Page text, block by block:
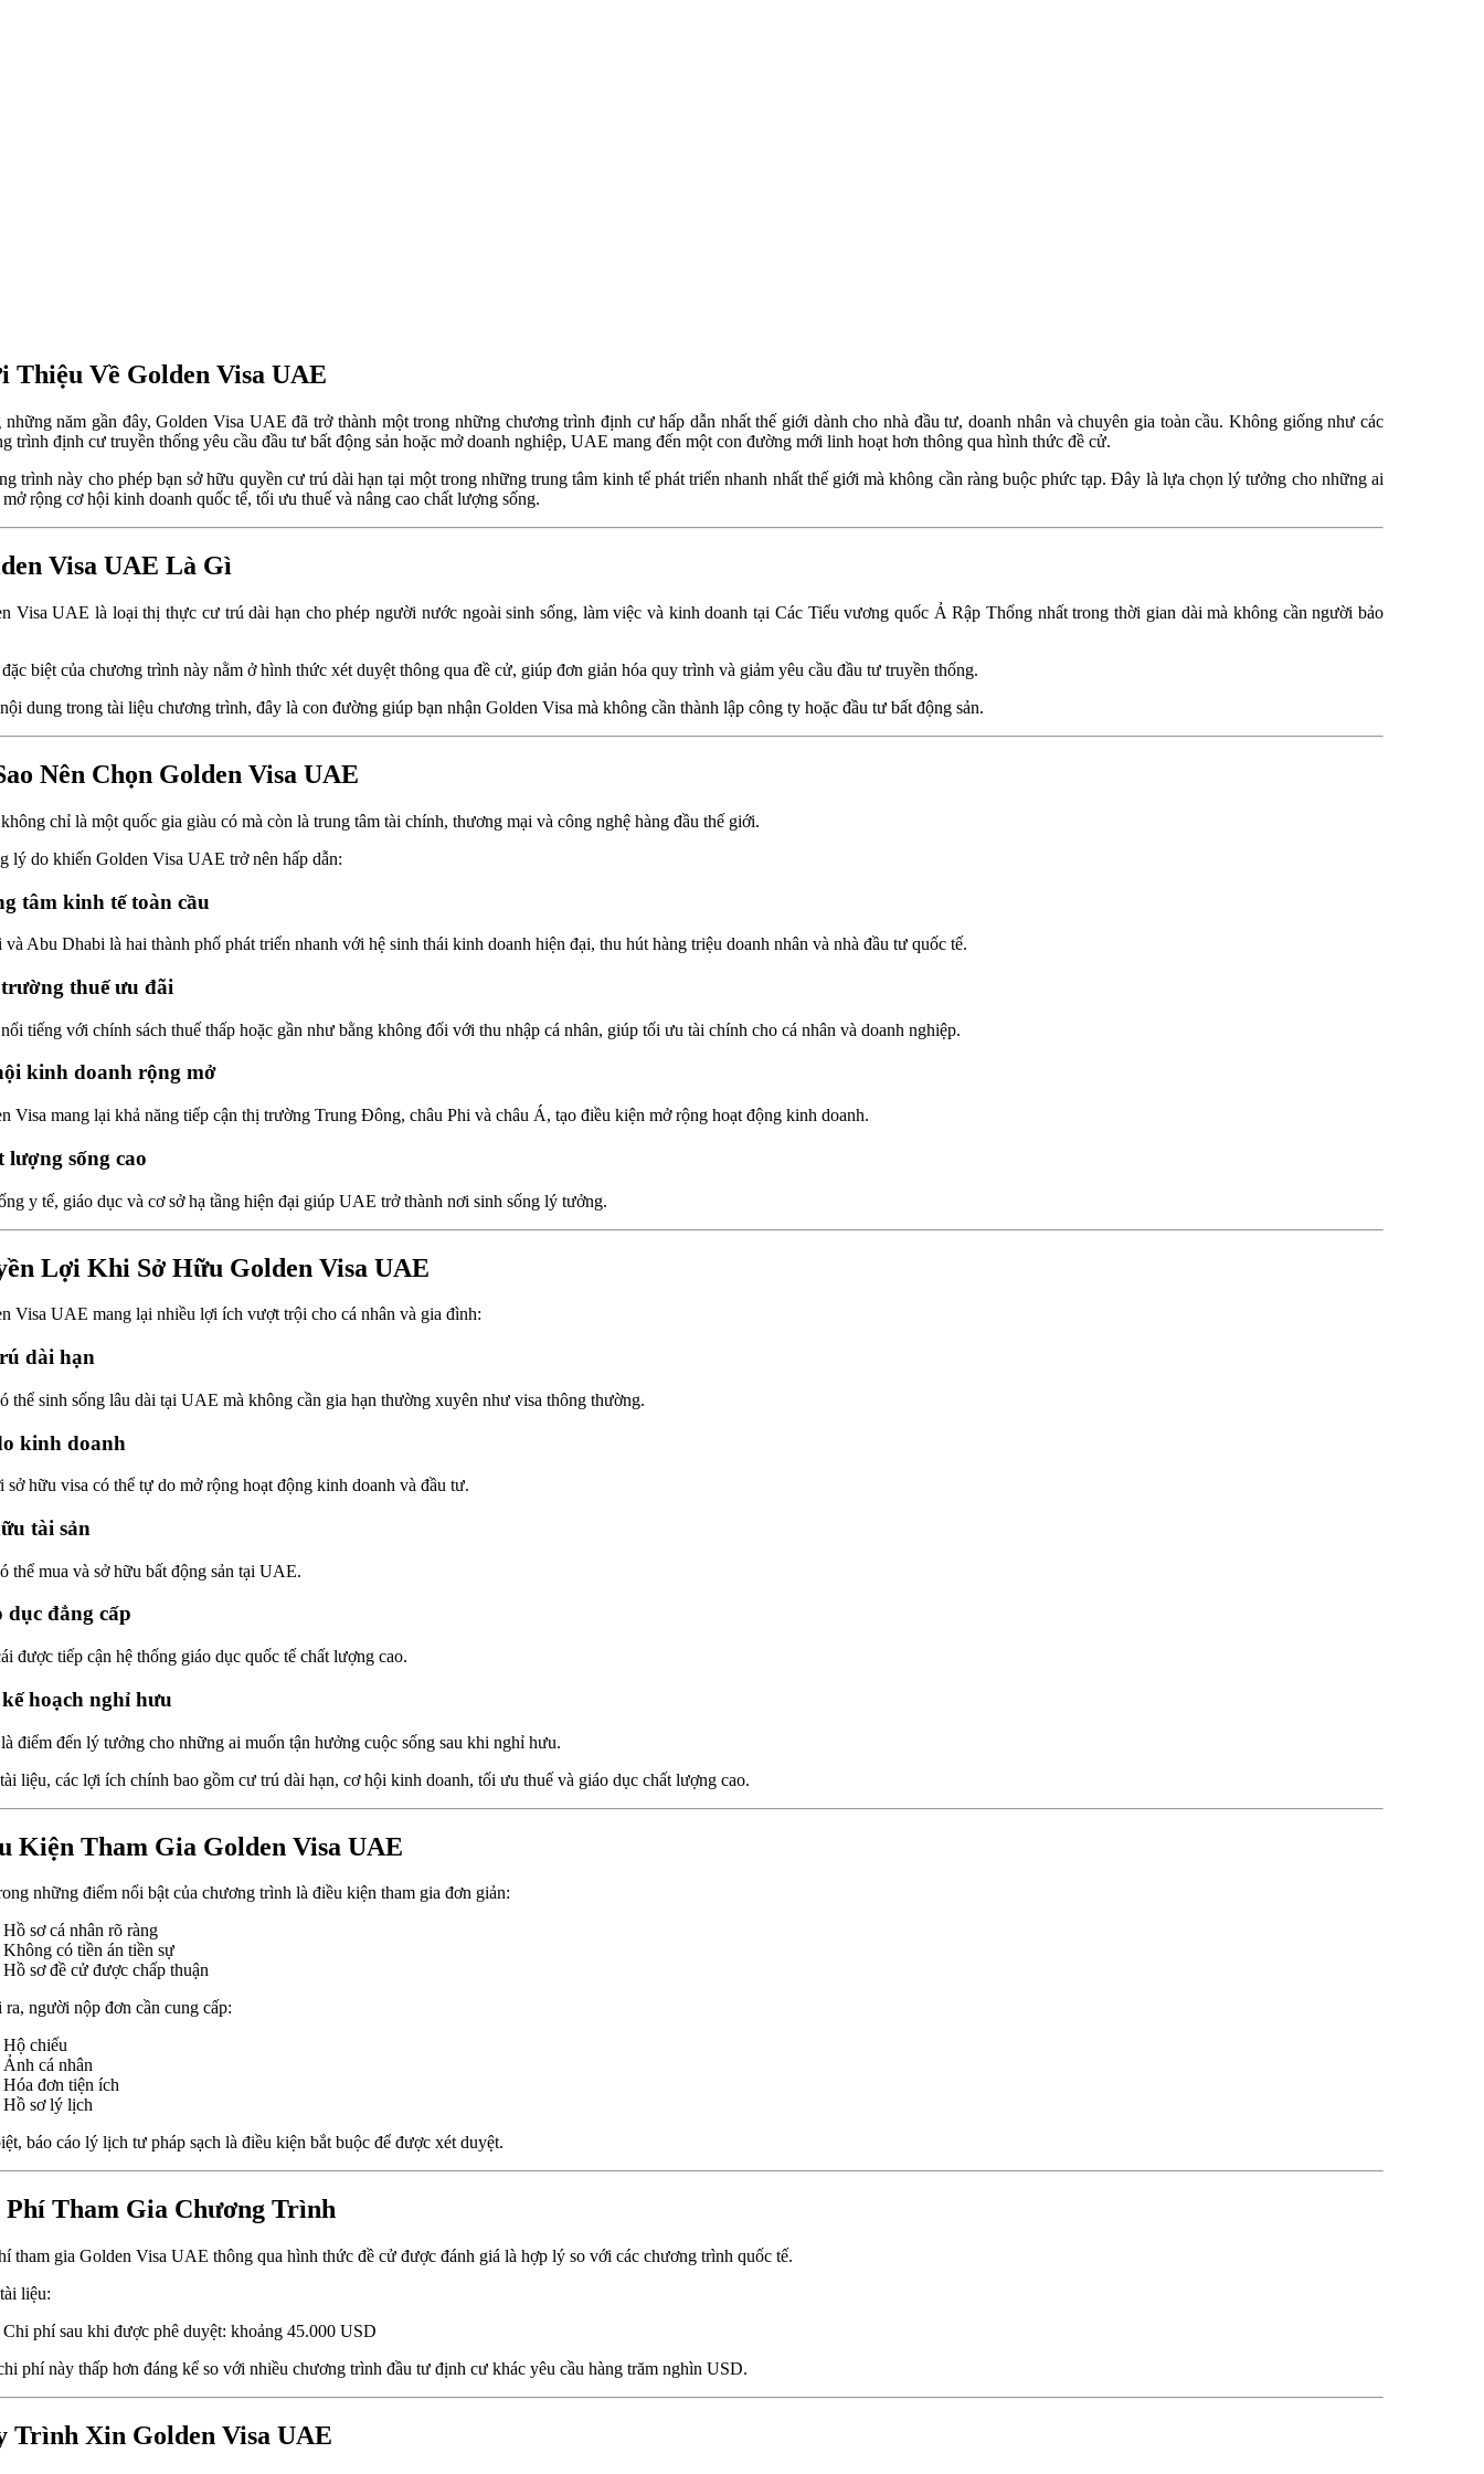
Thiệu Về Golden Visa UAE
những năm gần đây, Golden Visa UAE đã trở thành một trong những chương trình định cư hấp dẫn nhất thế giới dành cho nhà đầu tư, doanh nhân và chuyên gia toàn cầu. Không giống như các
trình định cư truyền thống yêu cầu đầu tư bất động sản hoặc mở doanh nghiệp, UAE mang đến một con đường mới linh hoạt hơn thông qua hình thức đề cử.
trình này cho phép bạn sở hữu quyền cư trú dài hạn tại một trong những trung tâm kinh tế phát triển nhanh nhất thế giới mà không cần ràng buộc phức tạp. Đây là lựa chọn lý tưởng cho những ai
rộng cơ hội kinh doanh quốc tế, tối ưu thuế và nâng cao chất lượng sống.
Visa UAE Là Gì
Visa UAE là loại thị thực cư trú dài hạn cho phép người nước ngoài sinh sống, làm việc và kinh doanh tại Các Tiểu vương quốc Ả Rập Thống nhất trong thời gian dài mà không cần người bảo
biệt của chương trình này nằm ở hình thức xét duyệt thông qua đề cử, giúp đơn giản hóa quy trình và giảm yêu cầu đầu tư truyền thống.
dung trong tài liệu chương trình, đây là con đường giúp bạn nhận Golden Visa mà không cần thành lập công ty hoặc đầu tư bất động sản.
Nên Chọn Golden Visa UAE
chỉ là một quốc gia giàu có mà còn là trung tâm tài chính, thương mại và công nghệ hàng đầu thế giới.
lý do khiến Golden Visa UAE trở nên hấp dẫn:
tâm kinh tế toàn cầu
và Abu Dhabi là hai thành phố phát triển nhanh với hệ sinh thái kinh doanh hiện đại, thu hút hàng triệu doanh nhân và nhà đầu tư quốc tế.
thuế ưu đãi
tiếng với chính sách thuế thấp hoặc gần như bằng không đối với thu nhập cá nhân, giúp tối ưu tài chính cho cá nhân và doanh nghiệp.
kinh doanh rộng mở
Visa mang lại khả năng tiếp cận thị trường Trung Đông, châu Phi và châu Á, tạo điều kiện mở rộng hoạt động kinh doanh.
lượng sống cao
y tế, giáo dục và cơ sở hạ tầng hiện đại giúp UAE trở thành nơi sinh sống lý tưởng.
Lợi Khi Sở Hữu Golden Visa UAE
Visa UAE mang lại nhiều lợi ích vượt trội cho cá nhân và gia đình:
dài hạn
thể sinh sống lâu dài tại UAE mà không cần gia hạn thường xuyên như visa thông thường.
kinh doanh
sở hữu visa có thể tự do mở rộng hoạt động kinh doanh và đầu tư.
tài sản
thể mua và sở hữu bất động sản tại UAE.
dục đẳng cấp
được tiếp cận hệ thống giáo dục quốc tế chất lượng cao.
hoạch nghỉ hưu
điểm đến lý tưởng cho những ai muốn tận hưởng cuộc sống sau khi nghỉ hưu.
liệu, các lợi ích chính bao gồm cư trú dài hạn, cơ hội kinh doanh, tối ưu thuế và giáo dục chất lượng cao.
Kiện Tham Gia Golden Visa UAE
những điểm nổi bật của chương trình là điều kiện tham gia đơn giản:
Hồ sơ cá nhân rõ ràng
Không có tiền án tiền sự
Hồ sơ đề cử được chấp thuận
ra, người nộp đơn cần cung cấp:
Hộ chiếu
Ảnh cá nhân
Hóa đơn tiện ích
Hồ sơ lý lịch
báo cáo lý lịch tư pháp sạch là điều kiện bắt buộc để được xét duyệt.
Phí Tham Gia Chương Trình
tham gia Golden Visa UAE thông qua hình thức đề cử được đánh giá là hợp lý so với các chương trình quốc tế.
liệu:
Chi phí sau khi được phê duyệt: khoảng 45.000 USD
phí này thấp hơn đáng kể so với nhiều chương trình đầu tư định cư khác yêu cầu hàng trăm nghìn USD.
Trình Xin Golden Visa UAE